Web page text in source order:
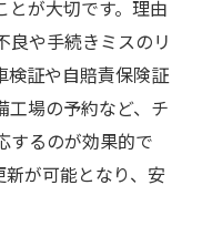
とが大切です。理由
良や手続きミスのリ
検証や自賠責保険証
工場の予約など、チ
するのが効果的で
が可能となり、安